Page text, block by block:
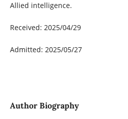
Allied intelligence.
Received: 2025/04/29
Admitted: 2025/05/27
Author Biography